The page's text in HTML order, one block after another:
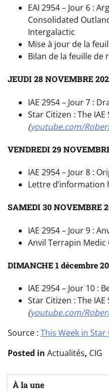
EAI 2954 – Jour 6 :
Consolidated
Intergalactic
Mise à jour de la
Bilan de la feuille de
JEUDI 28 NOVEMBRE
IAE 2954 – Jour 7 :
Star Citizen : The
(youtube.com/
VENDREDI 29
IAE 2954 – Jour 8 :
Lettre d’information
SAMEDI 30 NOVEMBRE
IAE 2954 – Jour 9 :
Anvil Terrapin Medic
DIMANCHE 1 décembre
IAE 2954 – Jour 10 :
Star Citizen : The
(youtube.com/
Source : This Week in
Posted in Actualités, CIG
À la une